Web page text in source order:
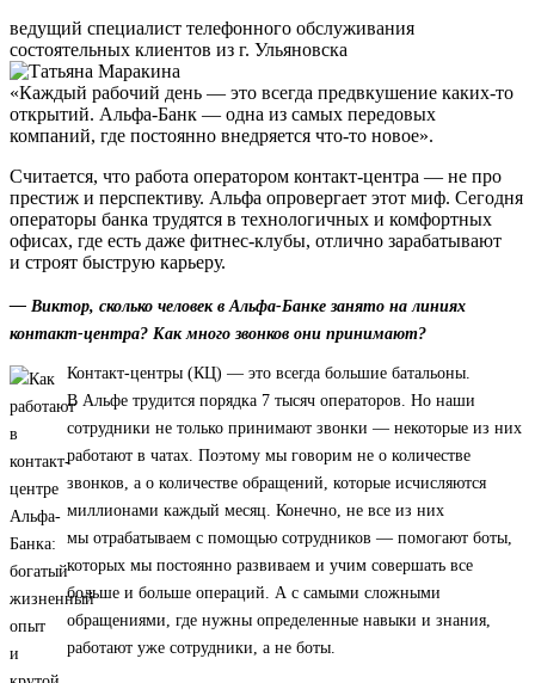
ведущий специалист телефонного обслуживания
состоятельных клиентов из г. Ульяновска
«Каждый рабочий день — это всегда предвкушение каких-то
открытий. Альфа-Банк — одна из самых передовых
компаний, где постоянно внедряется что-то новое».
Считается, что работа оператором контакт-центра — не про
престиж и перспективу. Альфа опровергает этот миф. Сегодня
операторы банка трудятся в технологичных и комфортных
офисах, где есть даже фитнес-клубы, отлично зарабатывают
и строят быструю карьеру.
— Виктор, сколько человек в Альфа-Банке занято на линиях
контакт-центра? Как много звонков они принимают?
Контакт-центры (КЦ) — это всегда большие батальоны.
В Альфе трудится порядка 7 тысяч операторов. Но наши
сотрудники не только принимают звонки — некоторые из них
работают в чатах. Поэтому мы говорим не о количестве
звонков, а о количестве обращений, которые исчисляются
миллионами каждый месяц. Конечно, не все из них
мы отрабатываем с помощью сотрудников — помогают боты,
которых мы постоянно развиваем и учим совершать все
больше и больше операций. А с самыми сложными
обращениями, где нужны определенные навыки и знания,
работают уже сотрудники, а не боты.